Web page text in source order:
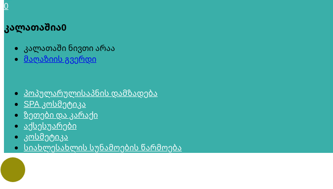
0
კალათაშია0
კალათაში ნივთი არაა
მაღაზიის გვერდი
პოპულარულისაპნის დამზადება
SPA კოსმეტიკა
ზეთები და კარაქი
აქსესუარები
კოსმეტიკა
სიახლესახლის სუნამოების წარმოება